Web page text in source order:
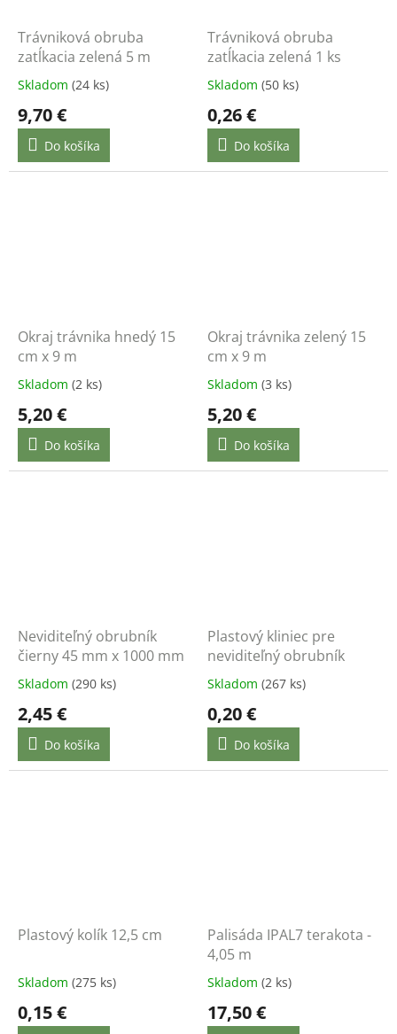
Trávniková obruba
zatĺkacia zelená 5 m
Skladom (24 ks)
9,70 €
Do košíka
Trávniková obruba
zatĺkacia zelená 1 ks
Skladom (50 ks)
0,26 €
Do košíka
Okraj trávnika hnedý 15
cm x 9 m
Skladom (2 ks)
5,20 €
Do košíka
Okraj trávnika zelený 15
cm x 9 m
Skladom (3 ks)
5,20 €
Do košíka
Neviditeľný obrubník
čierny 45 mm x 1000 mm
Skladom (290 ks)
2,45 €
Do košíka
Plastový kliniec pre
neviditeľný obrubník
Skladom (267 ks)
0,20 €
Do košíka
Plastový kolík 12,5 cm
Skladom (275 ks)
0,15 €
Palisáda IPAL7 terakota -
4,05 m
Skladom (2 ks)
17,50 €